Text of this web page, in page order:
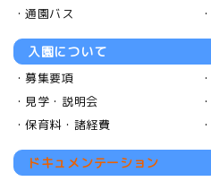
通園バス
入園について
募集要項
見学・説明会
保育料・諸経費
ドキュメンテーション